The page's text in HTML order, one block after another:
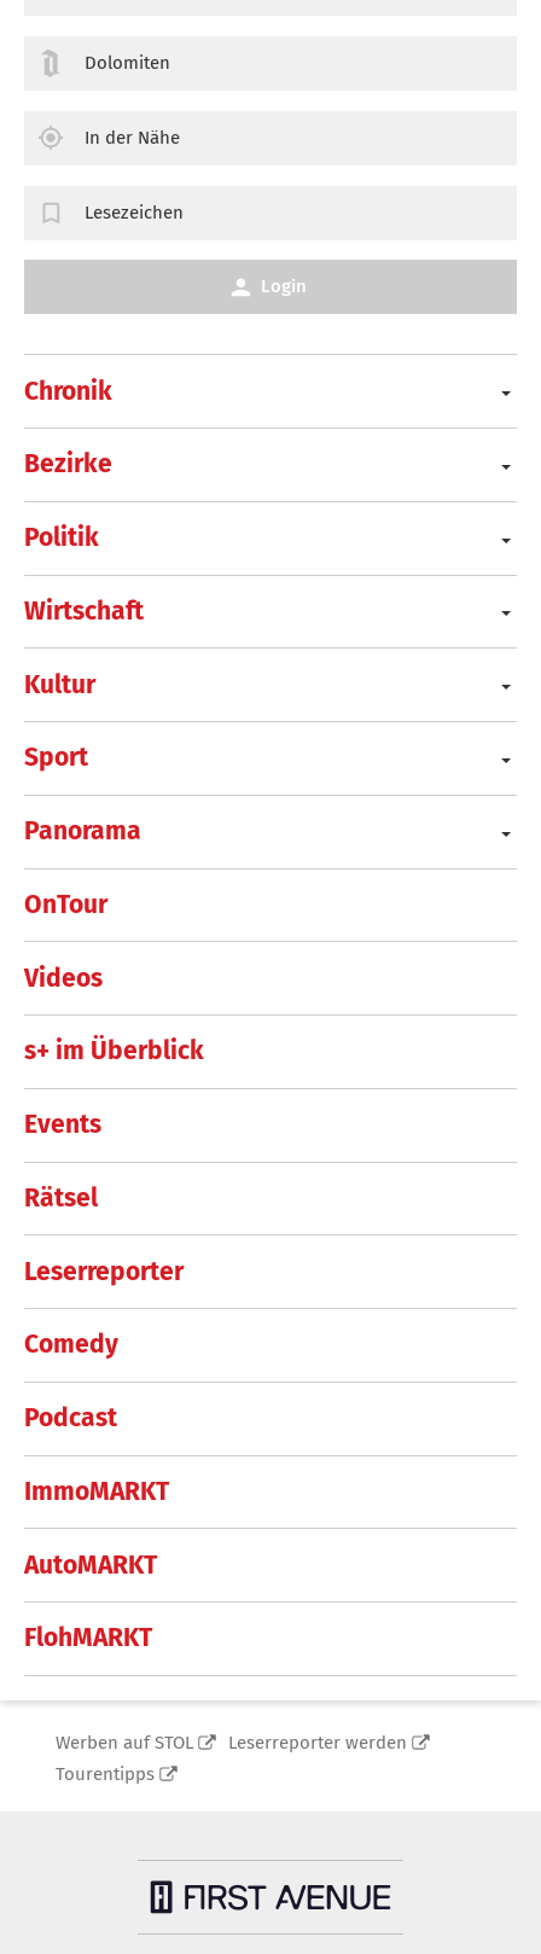
Chronik
Bezirke
Politik
Wirtschaft
Kultur
Sport
Panorama
OnTour
Videos
s+ im Überblick
Events
Rätsel
Leserreporter
Comedy
Podcast
ImmoMARKT
AutoMARKT
FlohMARKT
Dolomiten
In der Nähe
Lesezeichen
Login
Werben auf STOL
Leserreporter werden
Tourentipps